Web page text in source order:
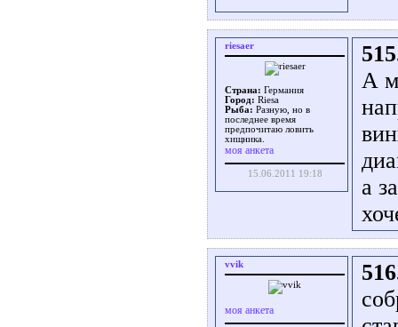
riesaer
Страна: Германия
Город: Riesa
Рыба: Разную, но в
последнее время
предпочитаю ловить
хищника.
моя анкета
15.06.2011 19:18
А
а
vvik
моя анкета